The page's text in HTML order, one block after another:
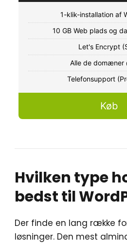
1-klik-installation af
10 GB Web plads og
Let's Encrypt
Alle de domæner
Telefonsupport
Køb
Hvilken type
bedst til
Der finde en lang række
løsninger. Den mest